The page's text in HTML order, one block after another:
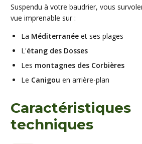
Suspendu à votre baudrier, vous
vue imprenable sur :
La Méditerranée et ses plages
L'étang des Dosses
Les montagnes des Corbières
Le Canigou en arrière-plan
Caractéristiques
techniques